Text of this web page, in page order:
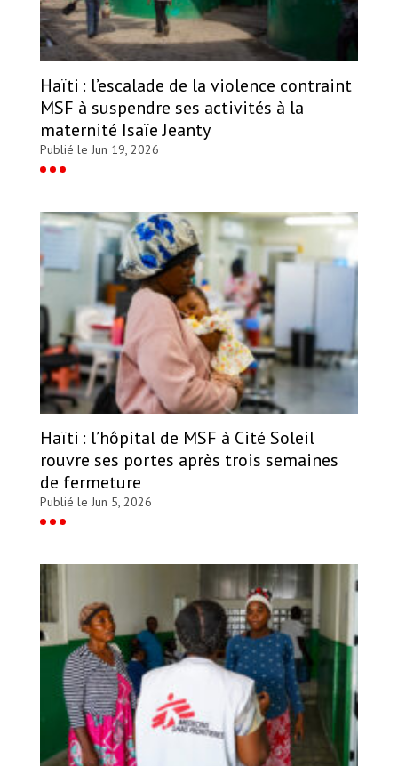
Haïti : l’escalade de la violence contraint
MSF à suspendre ses activités à la
maternité Isaïe Jeanty
Publié le Jun 19, 2026
Haïti : l’hôpital de MSF à Cité Soleil
rouvre ses portes après trois semaines
de fermeture
Publié le Jun 5, 2026